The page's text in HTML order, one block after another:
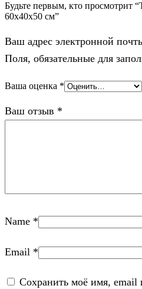
Будьте первым, кто просмотрит
60х40х50 см”
Ваш адрес электронной
Поля, обязательные для
Ваша оценка *
Ваш отзыв *
Name *
Email *
Сохранить моё имя, email